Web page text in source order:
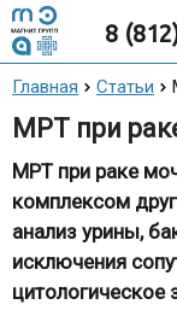
8
Главная Статьи
МРТ при
МРТ при раке
комплексом
анализ урины,
исключения
цитологическое